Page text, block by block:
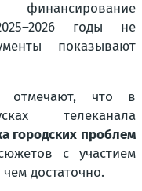
годы не
показывают
отмечают, что в
телеканала
городских проблем
с участием
достаточно.